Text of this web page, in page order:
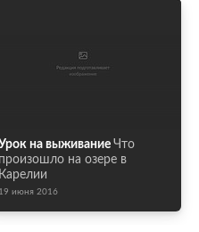
Урок на выживание Что
произошло на озере в
Карелии
19 июня 2016